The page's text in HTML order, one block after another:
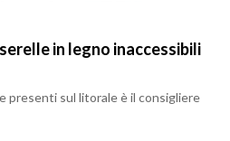
in legno inaccessibili
presenti sul litorale è il consigliere